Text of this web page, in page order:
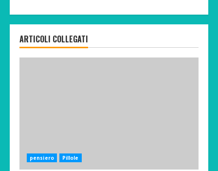
ARTICOLI COLLEGATI
pensiero Pillole